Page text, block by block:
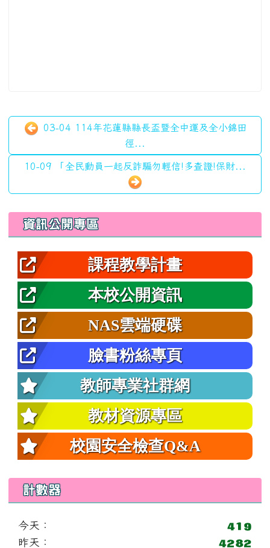
03-04 114年花蓮縣縣長盃暨全中運及全小錦田
徑...
10-09 「全民動員一起反詐騙勿輕信!多查證!保財...
左邊區域內容
資訊公開專區
課程教學計畫
本校公開資訊
NAS雲端硬碟
臉書粉絲專頁
教師專業社群網
教材資源專區
校園安全檢查Q&A
計數器
今天：
昨天：